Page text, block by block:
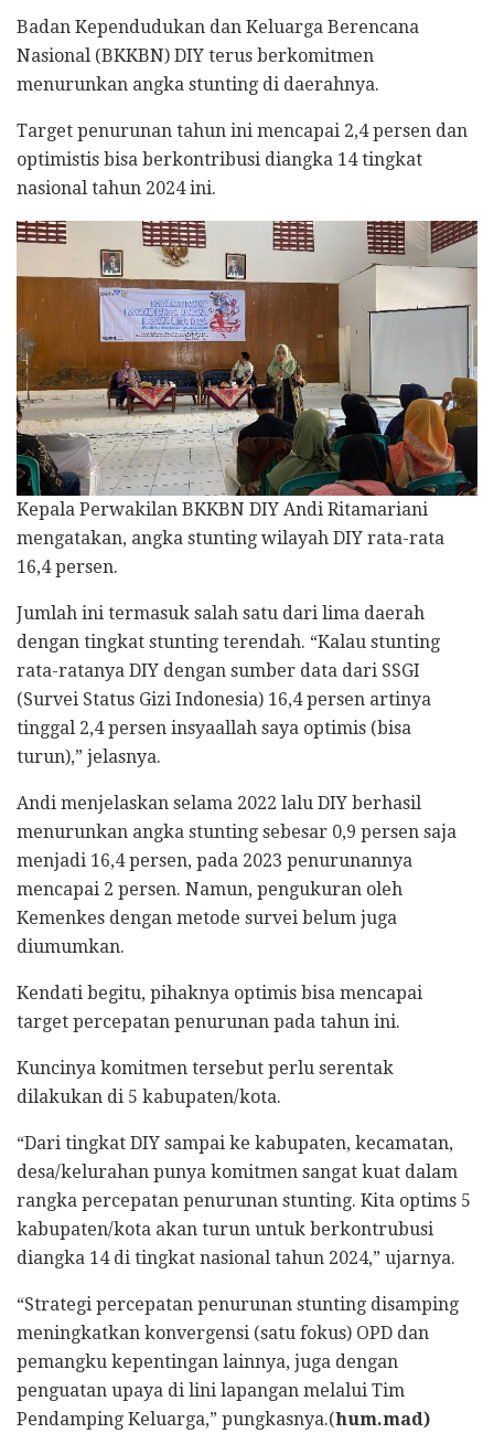
Badan Kependudukan dan Keluarga Berencana
Nasional (BKKBN) DIY terus berkomitmen
menurunkan angka stunting di daerahnya.
Target penurunan tahun ini mencapai 2,4 persen dan
optimistis bisa berkontribusi diangka 14 tingkat
nasional tahun 2024 ini.
Kepala Perwakilan BKKBN DIY Andi Ritamariani
mengatakan, angka stunting wilayah DIY rata-rata
16,4 persen.
Jumlah ini termasuk salah satu dari lima daerah
dengan tingkat stunting terendah. “Kalau stunting
rata-ratanya DIY dengan sumber data dari SSGI
(Survei Status Gizi Indonesia) 16,4 persen artinya
tinggal 2,4 persen insyaallah saya optimis (bisa
turun),” jelasnya.
Andi menjelaskan selama 2022 lalu DIY berhasil
menurunkan angka stunting sebesar 0,9 persen saja
menjadi 16,4 persen, pada 2023 penurunannya
mencapai 2 persen. Namun, pengukuran oleh
Kemenkes dengan metode survei belum juga
diumumkan.
Kendati begitu, pihaknya optimis bisa mencapai
target percepatan penurunan pada tahun ini.
Kuncinya komitmen tersebut perlu serentak
dilakukan di 5 kabupaten/kota.
“Dari tingkat DIY sampai ke kabupaten, kecamatan,
desa/kelurahan punya komitmen sangat kuat dalam
rangka percepatan penurunan stunting. Kita optims 5
kabupaten/kota akan turun untuk berkontrubusi
diangka 14 di tingkat nasional tahun 2024,” ujarnya.
“Strategi percepatan penurunan stunting disamping
meningkatkan konvergensi (satu fokus) OPD dan
pemangku kepentingan lainnya, juga dengan
penguatan upaya di lini lapangan melalui Tim
Pendamping Keluarga,” pungkasnya.(hum.mad)